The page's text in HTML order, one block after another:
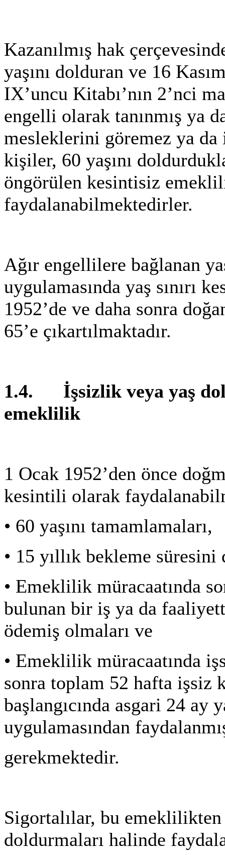
Kazanılmış hak
yaşını dolduran ve 16
IX’uncu Kitabı’nın 2’nci
engelli olarak tanınmış ya
mesleklerini göremez ya da
kişiler, 60 yaşını
öngörülen kesintisiz
faydalanabilmektedirler.
Ağır engellilere bağlanan
uygulamasında yaş sınırı
1952’de ve daha sonra
65’e çıkartılmaktadır.
1.4. İşsizlik veya yaş
emeklilik
1 Ocak 1952’den önce
kesintili olarak
• 60 yaşını tamamlamaları,
• 15 yıllık bekleme süresini
• Emeklilik müracaatında
bulunan bir iş ya da
ödemiş olmaları ve
• Emeklilik müracaatında
sonra toplam 52 hafta işsiz
başlangıcında asgari 24 ay
uygulamasından
gerekmektedir.
Sigortalılar, bu emeklilikten
doldurmaları halinde